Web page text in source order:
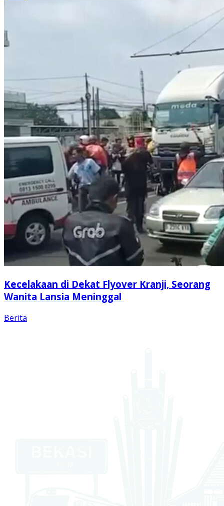
Kecelakaan di Dekat Flyover Kranji, Seorang
Wanita Lansia Meninggal
Berita